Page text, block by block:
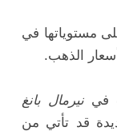
قرب أعلى مستوياتها في
الذهب.
فينيرمال بانغ
قد تأتي من